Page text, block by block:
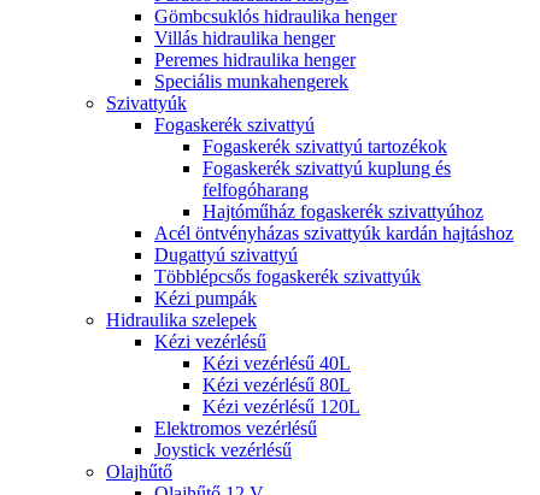
Gömbcsuklós hidraulika henger
Villás hidraulika henger
Peremes hidraulika henger
Speciális munkahengerek
Szivattyúk
Fogaskerék szivattyú
Fogaskerék szivattyú tartozékok
Fogaskerék szivattyú kuplung és
felfogóharang
Hajtóműház fogaskerék szivattyúhoz
Acél öntvényházas szivattyúk kardán hajtáshoz
Dugattyú szivattyú
Többlépcsős fogaskerék szivattyúk
Kézi pumpák
Hidraulika szelepek
Kézi vezérlésű
Kézi vezérlésű 40L
Kézi vezérlésű 80L
Kézi vezérlésű 120L
Elektromos vezérlésű
Joystick vezérlésű
Olajhűtő